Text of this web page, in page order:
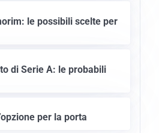
le possibili scelte per
di Serie A: le probabili
per la porta